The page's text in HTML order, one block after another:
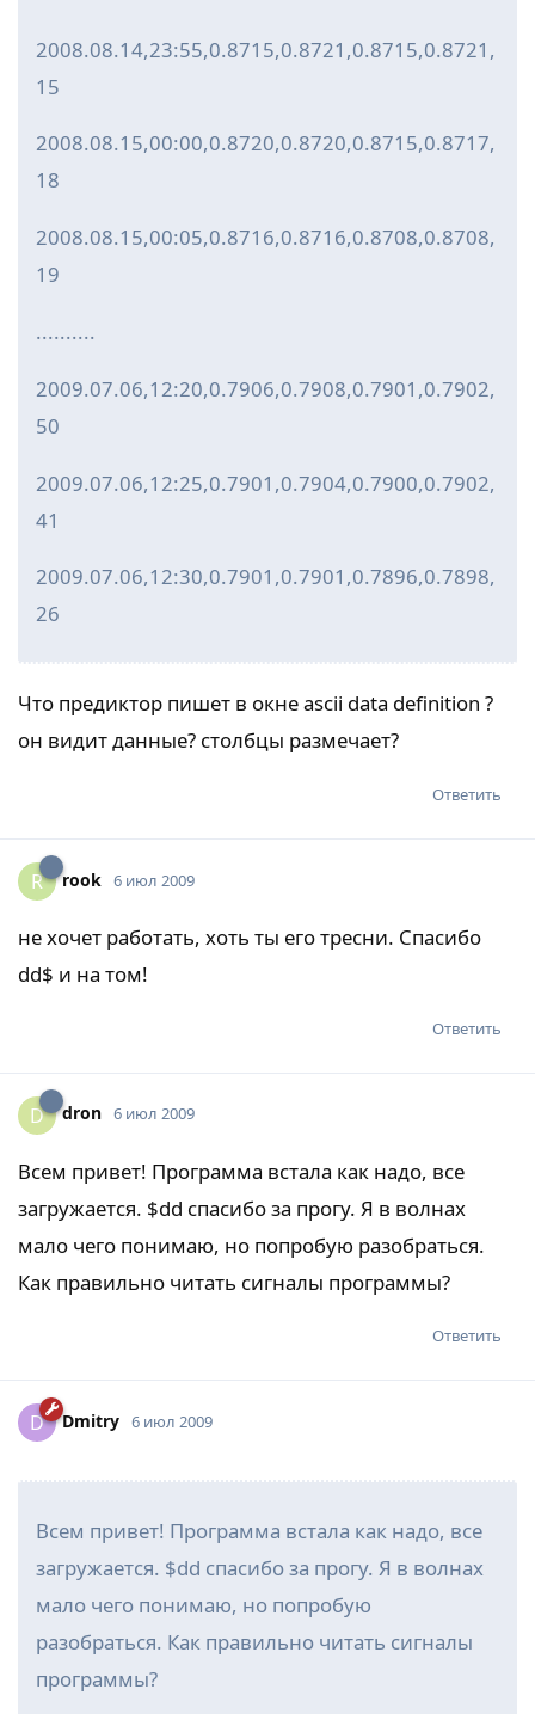
2008.08.14,23:55,0.8715,0.8721,0.8715,0.8721,
15
2008.08.15,00:00,0.8720,0.8720,0.8715,0.8717,
18
2008.08.15,00:05,0.8716,0.8716,0.8708,0.8708,
19
..........
2009.07.06,12:20,0.7906,0.7908,0.7901,0.7902,
50
2009.07.06,12:25,0.7901,0.7904,0.7900,0.7902,
41
2009.07.06,12:30,0.7901,0.7901,0.7896,0.7898,
26
Что предиктор пишет в окне ascii data definition ?
он видит данные? столбцы размечает?
Ответить
R rook 6 июл 2009
не хочет работать, хоть ты его тресни. Спасибо
dd$ и на том!
Ответить
D dron 6 июл 2009
Всем привет! Программа встала как надо, все
загружается. $dd спасибо за прогу. Я в волнах
мало чего понимаю, но попробую разобраться.
Как правильно читать сигналы программы?
Ответить
D Dmitry 6 июл 2009
Всем привет! Программа встала как надо, все
загружается. $dd спасибо за прогу. Я в волнах
мало чего понимаю, но попробую
разобраться. Как правильно читать сигналы
программы?